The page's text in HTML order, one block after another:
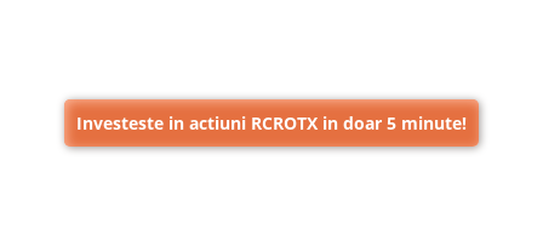
Investeste in actiuni RCROTX in doar 5 minute!